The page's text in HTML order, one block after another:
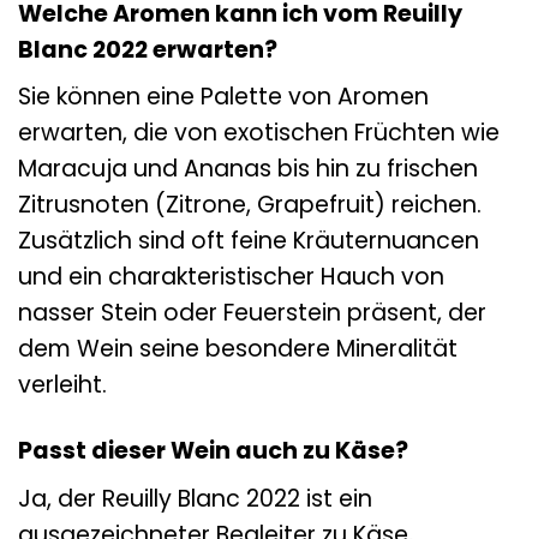
Welche Aromen kann ich vom Reuilly
Blanc 2022 erwarten?
Sie können eine Palette von Aromen
erwarten, die von exotischen Früchten wie
Maracuja und Ananas bis hin zu frischen
Zitrusnoten (Zitrone, Grapefruit) reichen.
Zusätzlich sind oft feine Kräuternuancen
und ein charakteristischer Hauch von
nasser Stein oder Feuerstein präsent, der
dem Wein seine besondere Mineralität
verleiht.
Passt dieser Wein auch zu Käse?
Ja, der Reuilly Blanc 2022 ist ein